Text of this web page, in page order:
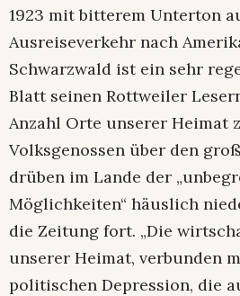
1923 mit bitterem Unterton
Ausreiseverkehr nach
Schwarzwald ist ein sehr
Blatt seinen Rottweiler
Anzahl Orte unserer Heimat
Volksgenossen über den
drüben im Lande der
Möglichkeiten“ häuslich
die Zeitung fort. „Die
unserer Heimat, verbunden
politischen Depression, die